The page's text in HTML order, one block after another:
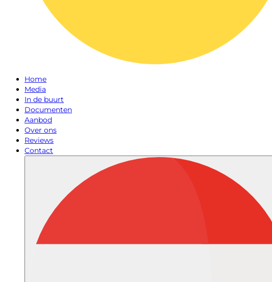
Home
Media
In de buurt
Documenten
Aanbod
Over ons
Reviews
Contact